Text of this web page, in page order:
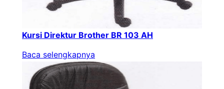
Kursi Direktur Brother BR 103 AH
Baca selengkapnya